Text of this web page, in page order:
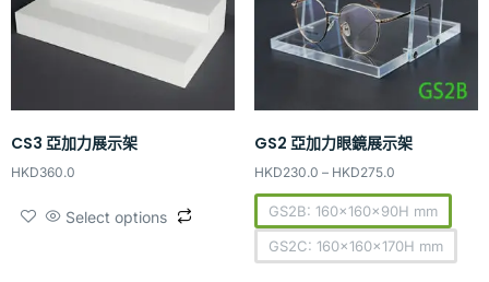
CS3 亞加力展示架
HKD360.0
Select options
GS2 亞加力眼鏡展示架
HKD230.0 – HKD275.0
GS2B: 160x160x90H mm
GS2C: 160x160x170H mm